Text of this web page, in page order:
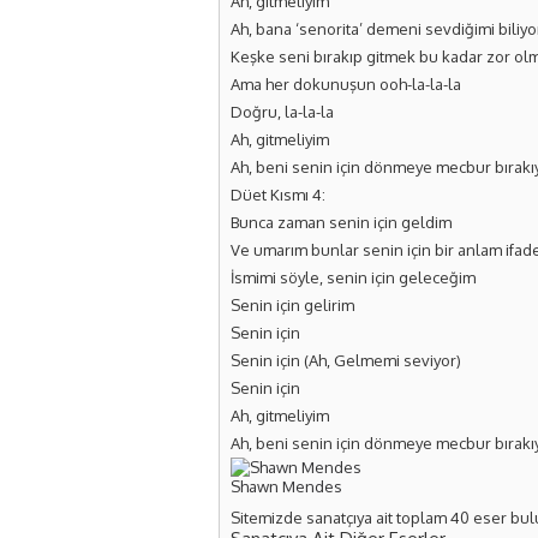
Ah, bana ‘senorita’ demeni sevdiğimi
Keşke seni bırakıp gitmek bu kadar zor
Ama her dokunuşun ooh-la-la-la
Doğru, la-la-la
Ah, gitmeliyim
Ah, beni senin için dönmeye mecbur
Düet Kısmı 4:
Bunca zaman senin için geldim
Ve umarım bunlar senin için bir anlam
İsmimi söyle, senin için geleceğim
Senin için gelirim
Senin için
Senin için (Ah, Gelmemi seviyor)
Senin için
Ah, gitmeliyim
Ah, beni senin için dönmeye mecbur
Shawn Mendes
Sitemizde sanatçıya ait toplam 40 eser